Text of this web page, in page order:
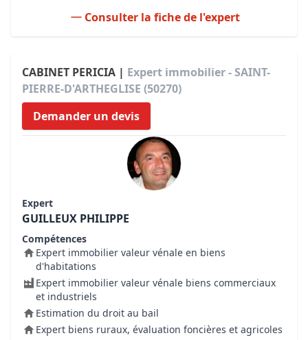
Consulter la fiche de l'expert
CABINET PERICIA | Expert immobilier - SAINT-
PIERRE-D'ARTHEGLISE (50270)
Demander un devis
Expert
GUILLEUX PHILIPPE
Compétences
Expert immobilier valeur vénale en biens
d'habitations
Expert immobilier valeur vénale biens commerciaux
et industriels
Estimation du droit au bail
Expert biens ruraux, évaluation foncières et agricoles